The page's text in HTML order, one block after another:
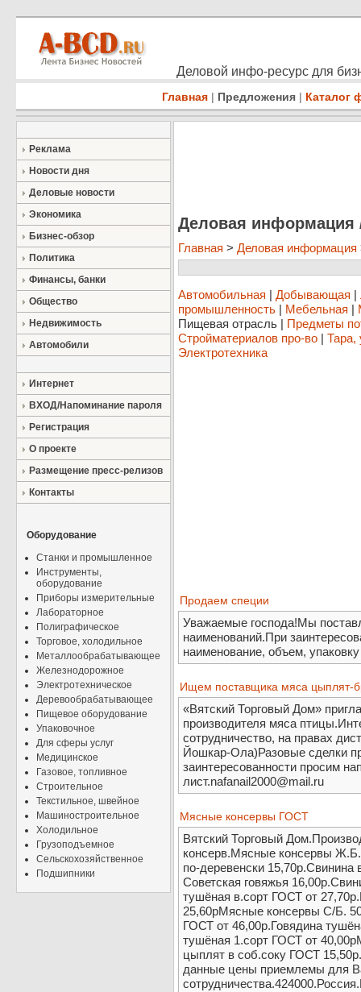
Деловой инфо-ресурс для
Главная | Предложения | Каталог
Реклама
Новости дня
Деловые новости
Экономика
Бизнес-обзор
Политика
Финансы, банки
Общество
Недвижимость
Автомобили
Интернет
ВХОД/Напоминание пароля
Регистрация
О проекте
Размещение пресс-релизов
Контакты
Оборудование
Станки и промышленное
Инструменты,
оборудование
Приборы измерительные
Лабораторное
Полиграфическое
Торговое, холодильное
Металлообрабатывающее
Железнодорожное
Электротехническое
Деревообрабатывающее
Пищевое оборудование
Упаковочное
Для сферы услуг
Медицинское
Газовое, топливное
Строительное
Текстильное, швейное
Машиностроительное
Холодильное
Грузоподъемное
Сельскохозяйственное
Подшипники
Деловая информация
Главная > Деловая информация
Автомобильная | Добывающая |
промышленность | Мебельная |
Пищевая отрасль | Предметы
Стройматериалов про-во | Тара,
Электротехника
Продаем специи
Уважаемые господа!Мы
наименований.При
наименование, объем,
Ищем поставщика мяса цыплят-
«Вятский Торговый Дом»
производителя мяса
сотрудничество, на правах
Йошкар-Ола)Разовые сделки
заинтересованности просим
лист.nafanail2000@mail.ru
Мясные консервы ГОСТ
Вятский Торговый
консерв.Мясные консервы
по-деревенски 15,70р.Свинина
Советская говяжья
тушёная в.сорт ГОСТ от
25,60рМясные консервы С/Б.
ГОСТ от 46,00р.Говядина
тушёная 1.сорт ГОСТ от
цыплят в соб.соку ГОСТ
данные цены приемлемы для